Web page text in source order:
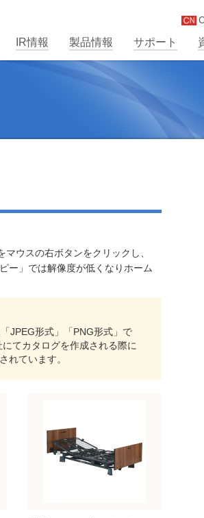
IR情報 製品情報 サポート
ウスの右ボタンをクリックし、
ー」では解像度が低くなりホーム
JPEG形式」「PNG形式」で
てカタログを作成される際に
れています。